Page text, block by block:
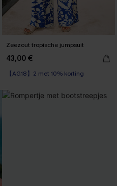
Zeezout tropische jumpsuit
43,00 €
【AG18】2 met 10% korting